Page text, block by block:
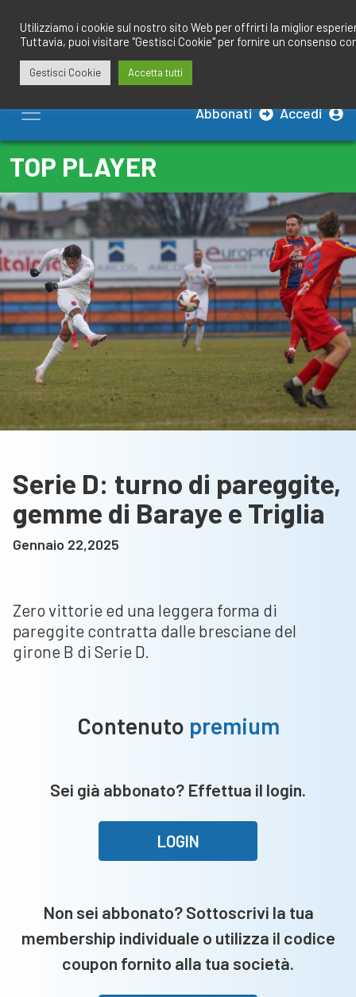
contenuto
Abbonati Accedi
TOP PLAYER
Serie D: turno di pareggite,
gemme di Baraye e Triglia
Gennaio 22,2025
Zero vittorie ed una leggera forma di
pareggite contratta dalle bresciane del
girone B di Serie D.
Contenuto premium
Sei già abbonato? Effettua il login.
LOGIN
Non sei abbonato? Sottoscrivi la tua
membership individuale o utilizza il codice
coupon fornito alla tua società.
Utilizziamo i cookie sul nostro sito Web per offrirti la miglior
Tuttavia, puoi visitare "Gestisci Cookie" per fornire un consenso
Gestisci Cookie Accetta tutti